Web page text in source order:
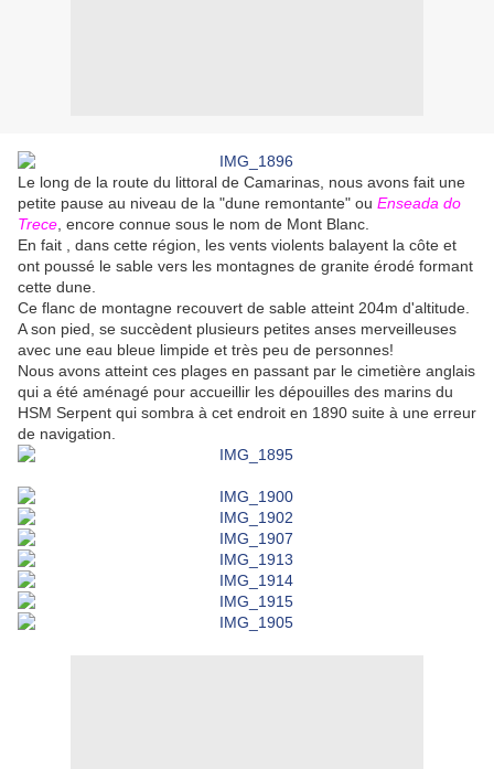
Le long de la route du littoral de Camarinas, nous avons fait une
petite pause au niveau de la "dune remontante" ou Enseada do
Trece , encore connue sous le nom de Mont Blanc.
En fait , dans cette région, les vents violents balayent la côte et
ont poussé le sable vers les montagnes de granite érodé formant
cette dune.
Ce flanc de montagne recouvert de sable atteint 204m d'altitude.
A son pied, se succèdent plusieurs petites anses merveilleuses
avec une eau bleue limpide et très peu de personnes!
Nous avons atteint ces plages en passant par le cimetière anglais
qui a été aménagé pour accueillir les dépouilles des marins du
HSM Serpent qui sombra à cet endroit en 1890 suite à une erreur
de navigation.